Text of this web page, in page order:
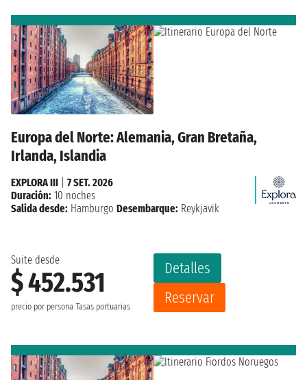
Europa del Norte: Alemania, Gran Bretaña,
Irlanda, Islandia
Suite desde
$ 452.531
precio por persona Tasas portuarias
Detalles
Reservar
EXPLORA III
7 SET. 2026
Duración: 10 noches
Salida desde: Hamburgo Desembarque: Reykjavik